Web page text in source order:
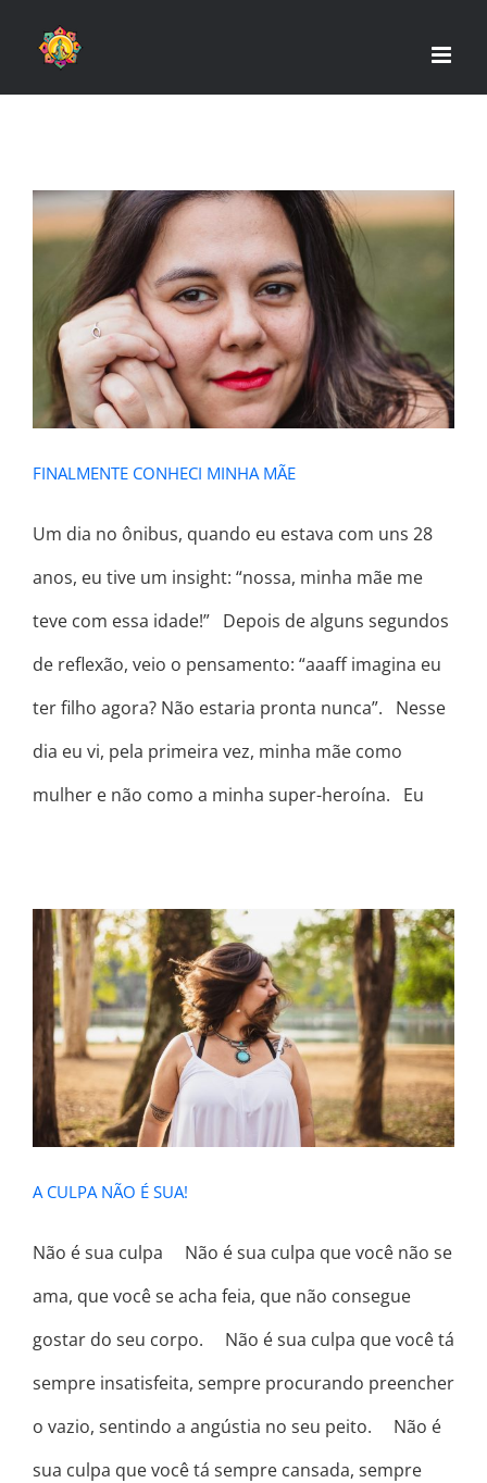
FINALMENTE CONHECI MINHA MÃE
FINALMENTE CONHECI MINHA MÃE
Um dia no ônibus, quando eu estava com uns 28
anos, eu tive um insight: “nossa, minha mãe me
teve com essa idade!” Depois de alguns segundos
de reflexão, veio o pensamento: “aaaff imagina eu
ter filho agora? Não estaria pronta nunca”. Nesse
dia eu vi, pela primeira vez, minha mãe como
mulher e não como a minha super-heroína. Eu
A CULPA NÃO É SUA!
A CULPA NÃO É SUA!
Não é sua culpa ⠀ Não é sua culpa que você não se
ama, que você se acha feia, que não consegue
gostar do seu corpo. ⠀ Não é sua culpa que você tá
sempre insatisfeita, sempre procurando preencher
o vazio, sentindo a angústia no seu peito. ⠀ Não é
sua culpa que você tá sempre cansada, sempre